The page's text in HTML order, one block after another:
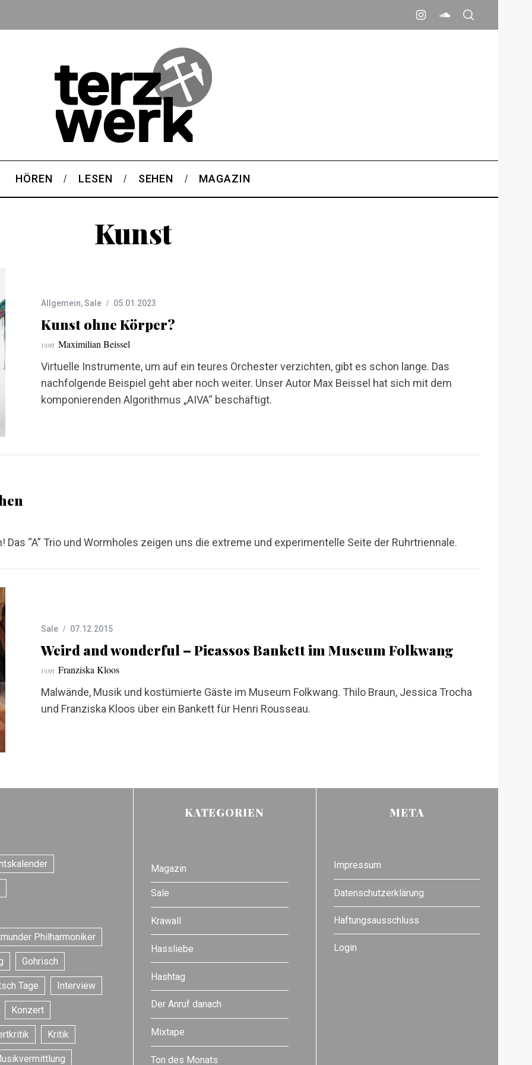
HÖREN LESEN SEHEN MAGAZIN
Kunst
Allgemein,Sale 05.01.2023
Kunst ohne Körper?
von Maximilian Beissel
Virtuelle Instrumente, um auf ein teures Orchester verzichten, gibt es schon lange. Das
nachfolgende Beispiel geht aber noch weiter. Unser Autor Max Beissel hat sich mit dem
komponierenden Algorithmus „AIVA“ beschäftigt.
“A” Trio und Wormholes zeigen uns die extreme und experimentelle Seite der Ruhrtriennale.
Sale 07.12.2015
Weird and wonderful – Picassos Bankett im Museum Folkwang
von Franziska Kloos
Malwände, Musik und kostümierte Gäste im Museum Folkwang. Thilo Braun, Jessica Trocha
und Franziska Kloos über ein Bankett für Henri Rousseau.
Philharmoniker
Gohrisch
Tage Interview
Konzert
Kritik
KATEGORIEN
Magazin
Sale
Krawall
Hassliebe
Hashtag
Der Anruf danach
Mixtape
Ton des Monats
META
Impressum
Datenschutzerklärung
Haftungsausschluss
Login